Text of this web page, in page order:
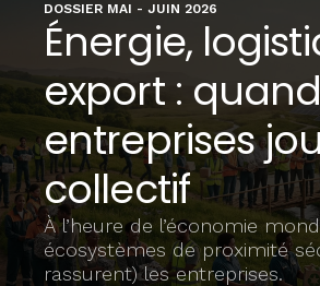
DOSSIER MAI - JUIN 2026
Énergie,
export :
entreprises
collectif
À l’heure de l’économie
écosystèmes de proximité
rassurent) les entreprises.